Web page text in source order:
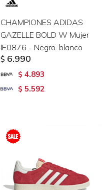
CHAMPIONES ADIDAS
GAZELLE BOLD W Mujer
IE0876 - Negro-blanco
$ 6.990
$ 4.893
$ 5.592